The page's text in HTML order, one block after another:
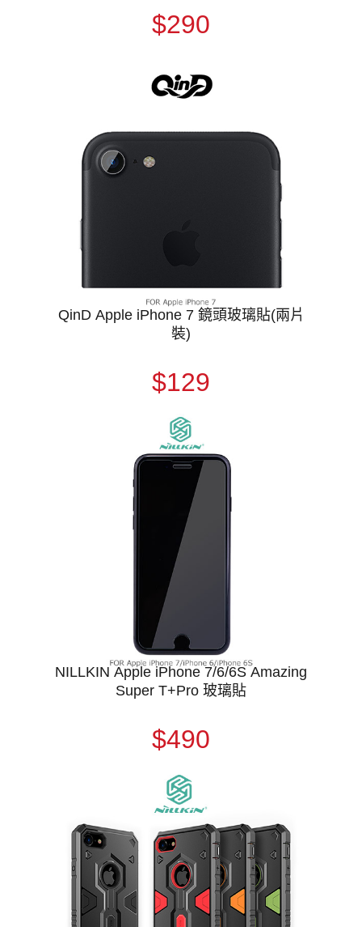
$290
QinD Apple iPhone 7 鏡頭玻璃貼(兩片
裝)
$129
NILLKIN Apple iPhone 7/6/6S Amazing
Super T+Pro 玻璃貼
$490